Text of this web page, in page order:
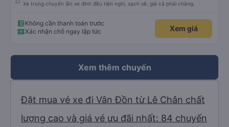
Xe trung chuyển lẫn xe đính đều tiện nghi, sạch sẽ, giá cả phải chăng.
Không cần thanh toán trước
Xác nhận chỗ ngay lập tức
Xem giá
Xem thêm chuyến
Đặt mua vé xe đi Vân Đồn từ Lê Chân chất
lượng cao và giá vé ưu đãi nhất: 84 chuyến